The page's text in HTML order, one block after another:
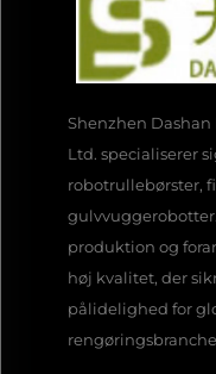
Shenzhen
Ltd. specialiserer
robotrullebørster,
produktion og
høj kvalitet, der
pålidelighed for